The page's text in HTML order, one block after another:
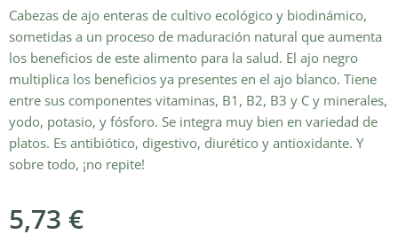
Cabezas de ajo enteras de cultivo ecológico y biodinámico,
sometidas a un proceso de maduración natural que aumenta
los beneficios de este alimento para la salud. El ajo negro
multiplica los beneficios ya presentes en el ajo blanco. Tiene
entre sus componentes vitaminas, B1, B2, B3 y C y minerales,
yodo, potasio, y fósforo. Se integra muy bien en variedad de
platos. Es antibiótico, digestivo, diurético y antioxidante. Y
sobre todo, ¡no repite!
5,73 €